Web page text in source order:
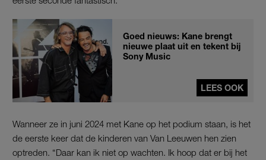
Goed nieuws: Kane brengt
nieuwe plaat uit en tekent bij
Sony Music
LEES OOK
Wanneer ze in juni 2024 met Kane op het podium staan, is het
de eerste keer dat de kinderen van Van Leeuwen hen zien
optreden. “Daar kan ik niet op wachten. Ik hoop dat er bij het